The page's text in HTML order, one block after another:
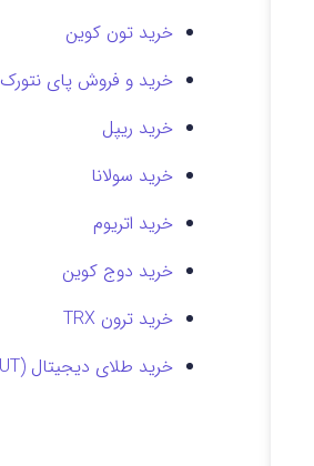
خرید تون کوین
خرید و فروش پای نتورک
خرید ریپل
خرید سولانا
خرید اتریوم
خرید دوج کوین
خرید ترون TRX
خرید طلای دیجیتال (XAUT)